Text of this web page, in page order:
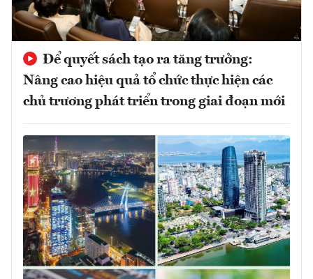
Để quyết sách tạo ra tăng trưởng:
Nâng cao hiệu quả tổ chức thực hiện các
chủ trương phát triển trong giai đoạn mới